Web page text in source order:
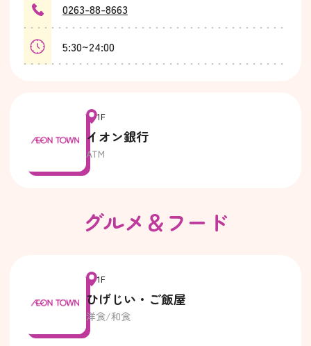
0263-88-8663
5:30~24:00
1F
イオン銀行
ATM
グルメ＆フード
1F
ひげじい・ご飯屋
洋食/和食